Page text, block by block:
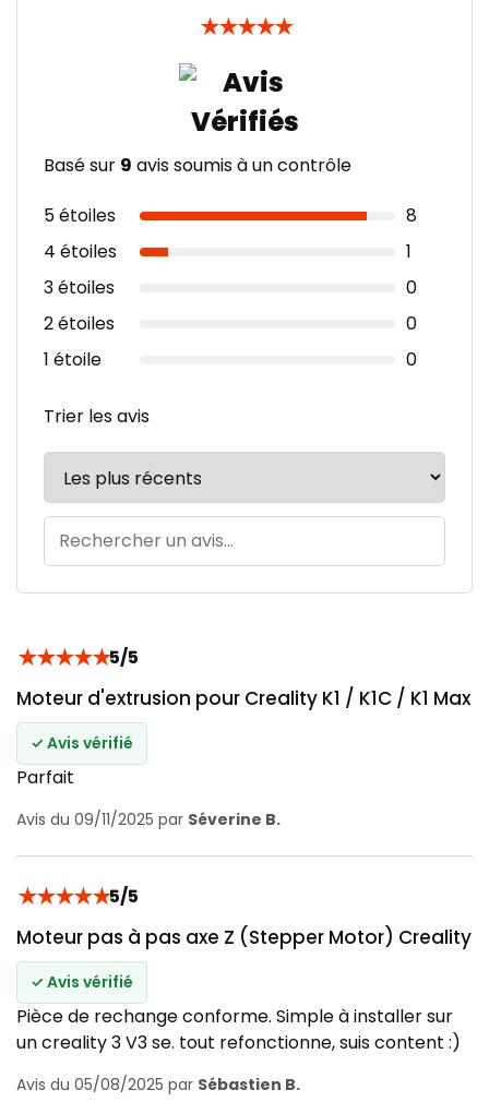
★★★★★
Basé sur 9 avis soumis à un contrôle
5 étoiles
8
4 étoiles
1
3 étoiles
0
2 étoiles
0
1 étoile
0
Trier les avis
★★★★★5/5
Moteur d'extrusion pour Creality K1 / K1C / K1 Max
✓ Avis vérifié
Parfait
Avis du 09/11/2025 par Séverine B.
★★★★★5/5
Moteur pas à pas axe Z (Stepper Motor) Creality
✓ Avis vérifié
Pièce de rechange conforme. Simple à installer sur
un creality 3 V3 se. tout refonctionne, suis content :)
Avis du 05/08/2025 par Sébastien B.